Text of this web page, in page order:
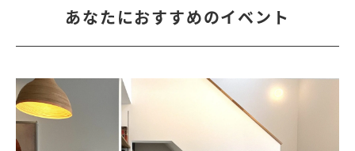
あなたにおすすめのイベント